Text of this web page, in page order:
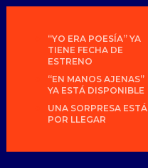
“YO ERA POESÍA” YA
TIENE FECHA DE
ESTRENO
“EN MANOS AJENAS”
YA ESTÁ DISPONIBLE
UNA SORPRESA ESTÁ
POR LLEGAR